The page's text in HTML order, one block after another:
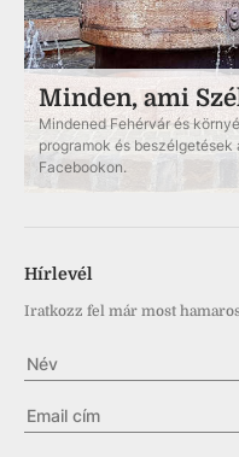
Minden, ami
Mindened Fehérvár és
programok és
Facebookon.
Hírlevél
Iratkozz fel már most